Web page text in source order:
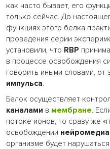
как часто бывает, его
только сейчас. До
функциях этого белка
проведения серии
установили, что RBP
в процессе освобождения
говорить иными словами, от
импульса.
Белок осуществляет
каналами в мембране.
потоке ионов, то сразу же
освобождении
организме будет